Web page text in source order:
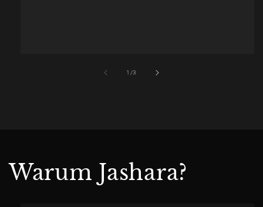
1 /of
3
Warum Jashara?